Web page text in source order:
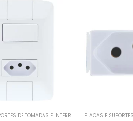
PLACAS E SUPORTES DE TOMADAS E INTERRUPTORES